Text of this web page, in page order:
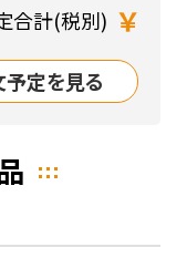
合計(税別) ￥
予定を見る